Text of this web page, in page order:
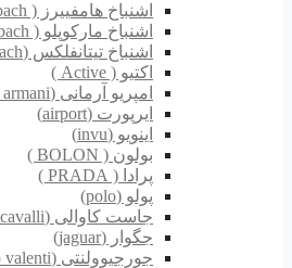
اشنباخ هامفییرز ( eschenbach )
اشنباخ مارکوپلو ( eschenbach )
اشنباخ تیتانفلکس (eschenbach)
اکتیو ( Active )
امپریو آرمانی (emporio armani)
ایرپورت (airport)
اینویو (invu)
بولون ( BOLON )
پرادا ( PRADA )
پولو (polo)
جاست کاوالی (Justcavalli)
جگوار (jaguar)
جورجیوولنتی (gorgio valenti)